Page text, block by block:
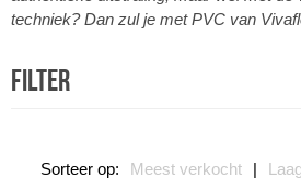
techniek? Dan zul je met PVC van
Filter
Sorteer op: Meest verkocht |